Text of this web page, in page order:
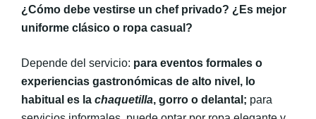
¿Cómo debe vestirse un chef privado? ¿Es mejor
uniforme clásico o ropa casual?
Depende del servicio: para eventos formales o
experiencias gastronómicas de alto nivel, lo
habitual es la chaquetilla, gorro o delantal; para